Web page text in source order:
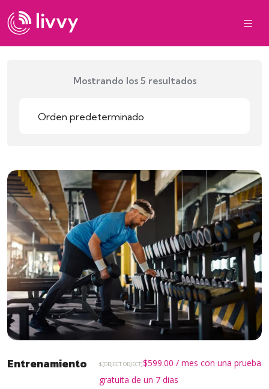
Mostrando los 5 resultados
Entrenamiento $[OBJECT OBJECT]$599.00 / mes con una prueba
gratuita de un 7 dias